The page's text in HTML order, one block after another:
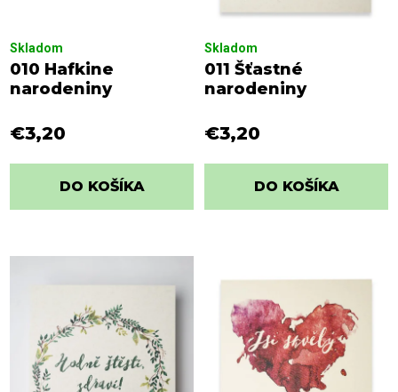
010 Hafkine
narodeniny
Skladom
€3,20
DO KOŠÍKA
011 Šťastné
narodeniny
Skladom
€3,20
DO KOŠÍKA